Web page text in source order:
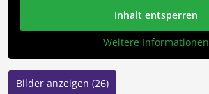
Inhalt entsperren
Weitere Informationen
Bilder anzeigen (26)